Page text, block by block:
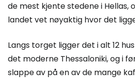
de mest kjente stedene i Hellas,
landet vet nøyaktig hvor det
Langs torget ligger det i alt 12
det moderne Thessaloniki, og i
slappe av på en av de mange